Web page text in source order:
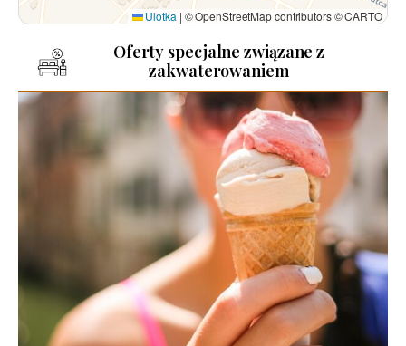
Ulotka | © OpenStreetMap contributors © CARTO
Oferty specjalne związane z
zakwaterowaniem